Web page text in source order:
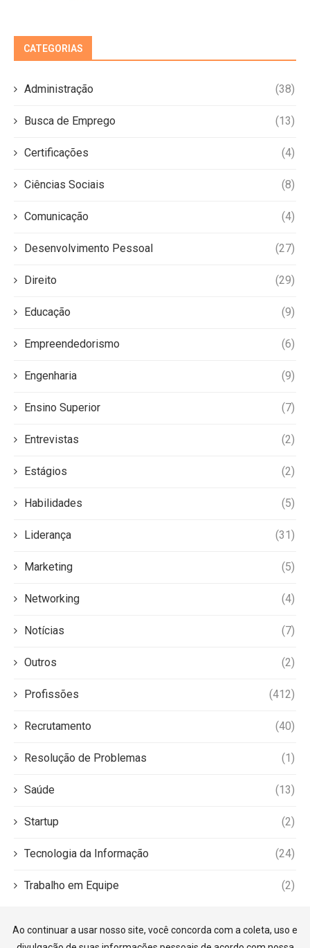
CATEGORIAS
Administração (38)
Busca de Emprego (13)
Certificações (4)
Ciências Sociais (8)
Comunicação (4)
Desenvolvimento Pessoal (27)
Direito (29)
Educação (9)
Empreendedorismo (6)
Engenharia (9)
Ensino Superior (7)
Entrevistas (2)
Estágios (2)
Habilidades (5)
Liderança (31)
Marketing (5)
Networking (4)
Notícias (7)
Outros (2)
Profissões (412)
Recrutamento (40)
Resolução de Problemas (1)
Saúde (13)
Startup (2)
Tecnologia da Informação (24)
Trabalho em Equipe (2)
Ao continuar a usar nosso site, você concorda com a coleta, uso e